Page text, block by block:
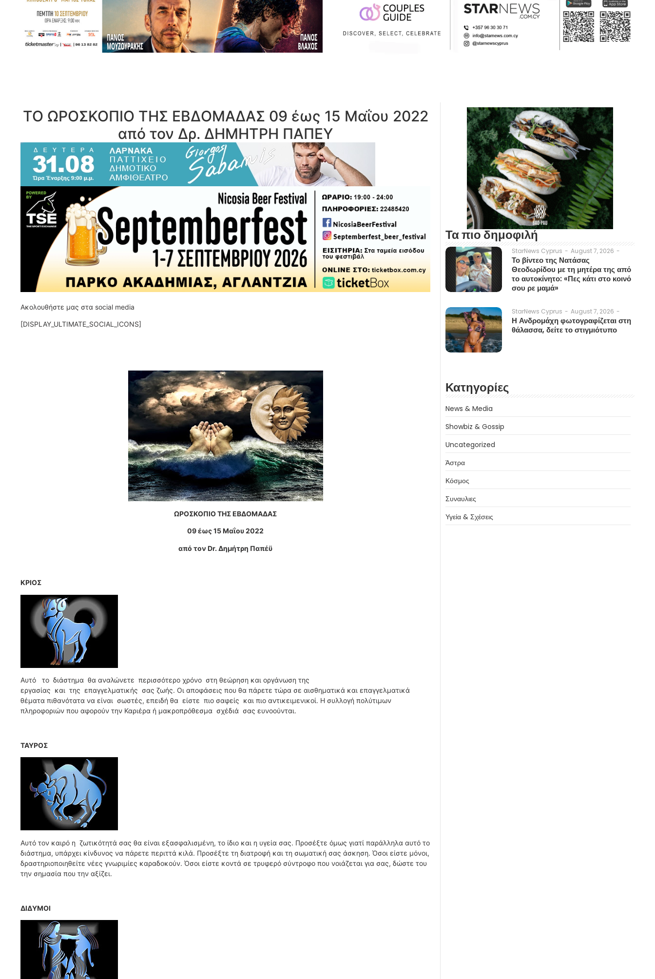
ΤΟ ΩΡΟΣΚΟΠΙΟ ΤΗΣ ΕΒΔΟΜΑΔΑΣ 09 έως 15 Μαΐου 2022
από τον Δρ. ΔΗΜΗΤΡΗ ΠΑΠΕΥ
Ακολουθήστε μας στα social media
[DISPLAY_ULTIMATE_SOCIAL_ICONS]
ΩΡΟΣΚΟΠΙΟ ΤΗΣ ΕΒΔΟΜΑΔΑΣ
09 έως 15 Μαΐου 2022
από τονDr. Δημήτρη Παπέϋ
ΚΡΙΟΣ
Αυτό το διάστημα θα αναλώνετε περισσότερο χρόνο στη θεώρηση και οργάνωση της
εργασίας και της επαγγελματικής σας ζωής. Οι αποφάσεις που θα πάρετε τώρα σε αισθηματικά και επαγγελματικά
θέματα πιθανότατα να είναι σωστές, επειδή θα είστε πιο σαφείς και πιο αντικειμενικοί. Η συλλογή πολύτιμων
πληροφοριών που αφορούν την Καριέρα ή μακροπρόθεσμα σχέδιά σας ευνοούνται.
ΤΑΥΡΟΣ
Αυτό τον καιρό η ζωτικότητά σας θα είναι εξασφαλισμένη, το ίδιο και η υγεία σας. Προσέξτε όμως γιατί παράλληλα αυτό το
διάστημα, υπάρχει κίνδυνος να πάρετε περιττά κιλά. Προσέξτε τη διατροφή και τη σωματική σας άσκηση. Όσοι είστε μόνοι,
δραστηριοποιηθείτε νέες γνωριμίες καραδοκούν. Όσοι είστε κοντά σε τρυφερό σύντροφο που νοιάζεται για σας, δώστε του
την σημασία που την αξίζει.
ΔΙΔΥΜΟΙ
Τα πιο δημοφιλή
StarNews Cyprus - August 7, 2026 -
Το βίντεο της Νατάσας
Θεοδωρίδου με τη μητέρα της από
το αυτοκίνητο: «Πες κάτι στο κοινό
σου ρε μαμά»
StarNews Cyprus - August 7, 2026 -
Η Ανδρομάχη φωτογραφίζεται στη
θάλασσα, δείτε το στιγμιότυπο
Κατηγορίες
News & Media
Showbiz & Gossip
Uncategorized
Άστρα
Κόσμος
Συναυλιες
Υγεία & Σχέσεις